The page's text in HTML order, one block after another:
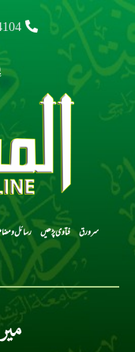
سرورق فتاوی پڑھیں رسائل و